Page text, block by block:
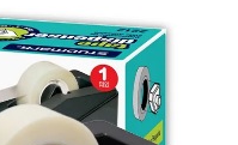
Y
STUDMARK ST-02212